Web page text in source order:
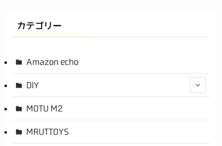
カテゴリー
Amazon echo
DIY
MOTU M2
MRUTTOYS